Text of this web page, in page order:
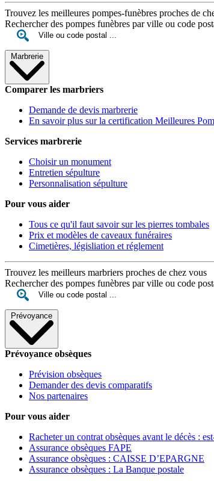
Trouvez les meilleures pompes-funèbres proches de
Rechercher des pompes funèbres par ville ou code
Marbrerie
Comparer les marbriers
Demande de devis marbrerie
En savoir plus sur la certification Meilleures
Services marbrerie
Choisir un monument
Entretien sépulture
Personnalisation sépulture
Pour vous aider
Tous ce qu'il faut savoir sur les pierres tombales
Prix et modèles de caveaux funéraires
Cimetières, législiation et réglement
Trouvez les meilleurs marbriers proches de chez vous
Rechercher des pompes funèbres par ville ou code
Prévoyance
Prévoyance obsèques
Prévision obsèques
Demander des devis comparatifs
Nos partenaires
Pour vous aider
Racheter un contrat obsèques avant le décès :
Assurance obsèques FAPE
Assurance obsèques : CAISSE D’EPARGNE
Assurance obsèques : La Banque postale